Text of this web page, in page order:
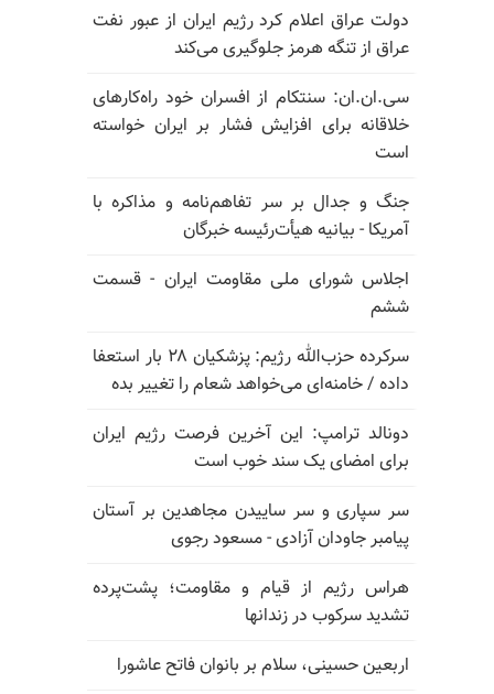
دولت عراق اعلام کرد رژیم ایران از عبور نفت
عراق از تنگه هرمز جلوگیری می‌کند
سی.ان.ان: سنتکام از افسران خود راه‌کارهای
خلاقانه برای افزایش فشار بر ایران خواسته
است
جنگ و جدال بر سر تفاهم‌نامه و مذاکره با
آمریکا - بیانیه هیأت‌رئیسه خبرگان
اجلاس شورای ملی مقاومت ایران - قسمت
ششم
سرکرده حزب‌الله رژیم: پزشکیان ۲۸ بار استعفا
داده / خامنه‌ای می‌خواهد شعام را تغییر بده
دونالد ترامپ: این آخرین فرصت رژیم ایران
برای امضای یک سند خوب است
سر سپاری و سر ساییدن مجاهدین بر آستان
پیامبر جاودان آزادی - مسعود رجوی
هراس رژیم از قیام و مقاومت؛ پشت‌پرده
تشدید سرکوب در زندانها
اربعین حسینی، سلام بر بانوان فاتح عاشورا